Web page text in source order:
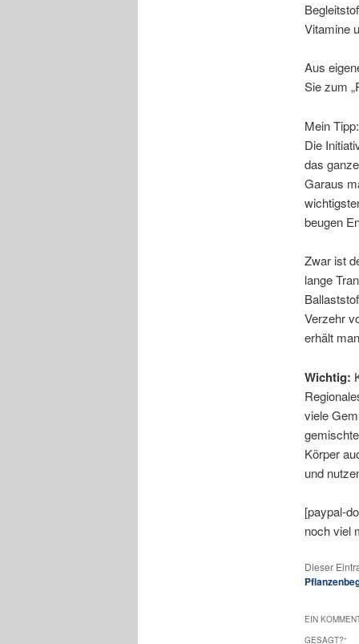
Vitamine
Aus
Sie zum
Mein
Die
das
Garaus
beugen
Zwar ist
lange
Verzehr
erhält
Wichtig:
viele
Körper
und
[paypal-
noch viel
Dieser
EIN
GESAGT?“